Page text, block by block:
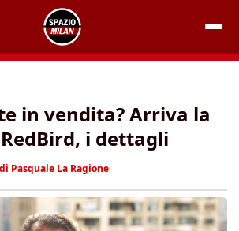
in vendita? Arriva la
i dettagli
di Pasquale La Ragione